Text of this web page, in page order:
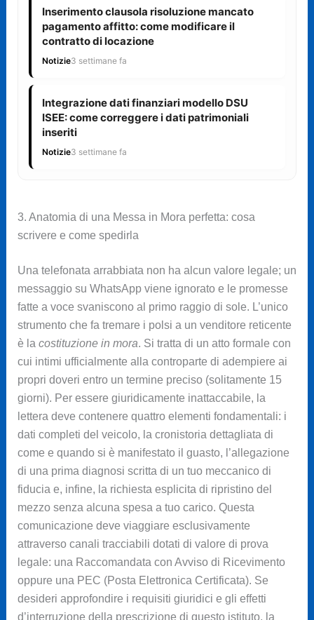
Inserimento clausola risoluzione mancato
pagamento affitto: come modificare il
contratto di locazione
Notizie3 settimane fa
Integrazione dati finanziari modello DSU
ISEE: come correggere i dati patrimoniali
inseriti
Notizie3 settimane fa
3. Anatomia di una Messa in Mora perfetta: cosa
scrivere e come spedirla
Una telefonata arrabbiata non ha alcun valore legale; un
messaggio su WhatsApp viene ignorato e le promesse
fatte a voce svaniscono al primo raggio di sole. L’unico
strumento che fa tremare i polsi a un venditore reticente
è la costituzione in mora. Si tratta di un atto formale con
cui intimi ufficialmente alla controparte di adempiere ai
propri doveri entro un termine preciso (solitamente 15
giorni). Per essere giuridicamente inattaccabile, la
lettera deve contenere quattro elementi fondamentali: i
dati completi del veicolo, la cronistoria dettagliata di
come e quando si è manifestato il guasto, l’allegazione
di una prima diagnosi scritta di un tuo meccanico di
fiducia e, infine, la richiesta esplicita di ripristino del
mezzo senza alcuna spesa a tuo carico. Questa
comunicazione deve viaggiare esclusivamente
attraverso canali tracciabili dotati di valore di prova
legale: una Raccomandata con Avviso di Ricevimento
oppure una PEC (Posta Elettronica Certificata). Se
desideri approfondire i requisiti giuridici e gli effetti
d’interruzione della prescrizione di questo istituto, la